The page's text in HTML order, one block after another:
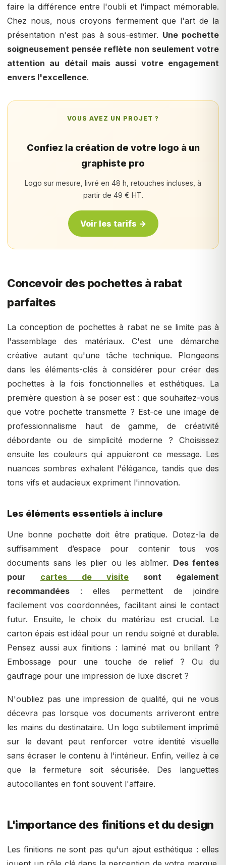
faire la différence entre l'oubli et l'impact mémorable.
Chez nous, nous croyons fermement que l'art de la
présentation n'est pas à sous-estimer. Une pochette
soigneusement pensée reflète non seulement votre
attention au détail mais aussi votre engagement
envers l'excellence.
VOUS AVEZ UN PROJET ?
Confiez la création de votre logo à un
graphiste pro
Logo sur mesure, livré en 48 h, retouches incluses, à
partir de 49 € HT.
Voir les tarifs →
Concevoir des pochettes à rabat
parfaites
La conception de pochettes à rabat ne se limite pas à
l'assemblage des matériaux. C'est une démarche
créative autant qu'une tâche technique. Plongeons
dans les éléments-clés à considérer pour créer des
pochettes à la fois fonctionnelles et esthétiques. La
première question à se poser est : que souhaitez-vous
que votre pochette transmette ? Est-ce une image de
professionnalisme haut de gamme, de créativité
débordante ou de simplicité moderne ? Choisissez
ensuite les couleurs qui appuieront ce message. Les
nuances sombres exhalent l'élégance, tandis que des
tons vifs et audacieux expriment l'innovation.
Les éléments essentiels à inclure
Une bonne pochette doit être pratique. Dotez-la de
suffisamment d’espace pour contenir tous vos
documents sans les plier ou les abîmer. Des fentes
pour cartes de visite sont également
recommandées : elles permettent de joindre
facilement vos coordonnées, facilitant ainsi le contact
futur. Ensuite, le choix du matériau est crucial. Le
carton épais est idéal pour un rendu soigné et durable.
Pensez aussi aux finitions : laminé mat ou brillant ?
Embossage pour une touche de relief ? Ou du
gaufrage pour une impression de luxe discret ?
N'oubliez pas une impression de qualité, qui ne vous
décevra pas lorsque vos documents arriveront entre
les mains du destinataire. Un logo subtilement imprimé
sur le devant peut renforcer votre identité visuelle
sans écraser le contenu à l'intérieur. Enfin, veillez à ce
que la fermeture soit sécurisée. Des languettes
autocollantes en font souvent l'affaire.
L'importance des finitions et du design
Les finitions ne sont pas qu'un ajout esthétique : elles